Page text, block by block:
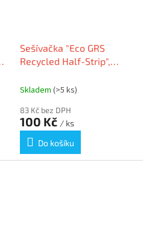
Sešívačka "Eco GRS
Recycled Half-Strip",
listů, RAPESCO 1841
Skladem (>5 ks)
83 Kč bez DPH
100 Kč / ks
Do košíku